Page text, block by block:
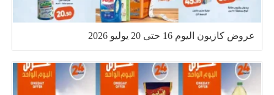
عروض كازيون اليوم 16 حتى 20 يوليو 2026